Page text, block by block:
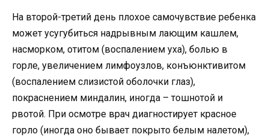
На второй-третий день плохое самочувствие ребенка
может усугубиться надрывным лающим кашлем,
насморком, отитом (воспалением уха), болью в
горле, увеличением лимфоузлов, конъюнктивитом
(воспалением слизистой оболочки глаз),
покраснением миндалин, иногда – тошнотой и
рвотой. При осмотре врач диагностирует красное
горло (иногда оно бывает покрыто белым налетом),